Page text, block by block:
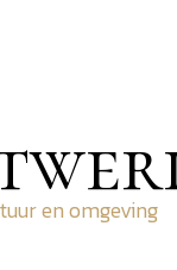
en omgeving